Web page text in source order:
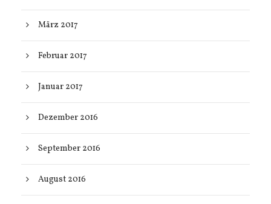
März 2017
Februar 2017
Januar 2017
Dezember 2016
September 2016
August 2016